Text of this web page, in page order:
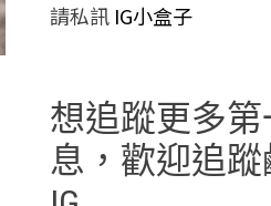
請私訊IG小盒子
想追蹤更多第
息，歡迎追